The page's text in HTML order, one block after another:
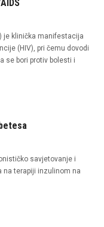
je klinička manifestacija
(HIV), pri čemu dovodi
se bori protiv bolesti i
savjetovanje i
na terapiji inzulinom na